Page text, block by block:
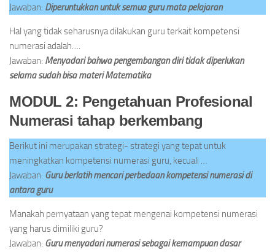
Jawaban: Diperuntukkan untuk semua guru mata pelajaran
Hal yang tidak seharusnya dilakukan guru terkait kompetensi
numerasi adalah….
Jawaban: Menyadari bahwa pengembangan diri tidak diperlukan
selama sudah bisa materi Matematika
MODUL 2: Pengetahuan Profesional
Numerasi tahap berkembang
Berikut ini merupakan strategi- strategi yang tepat untuk
meningkatkan kompetensi numerasi guru, kecuali …
Jawaban: Guru berlatih mencari perbedaan kompetensi numerasi di
antara guru
Manakah pernyataan yang tepat mengenai kompetensi numerasi
yang harus dimiliki guru?
Jawaban: Guru menyadari numerasi sebagai kemampuan dasar